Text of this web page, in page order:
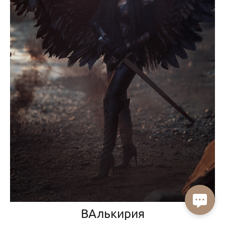
ВАлькирия